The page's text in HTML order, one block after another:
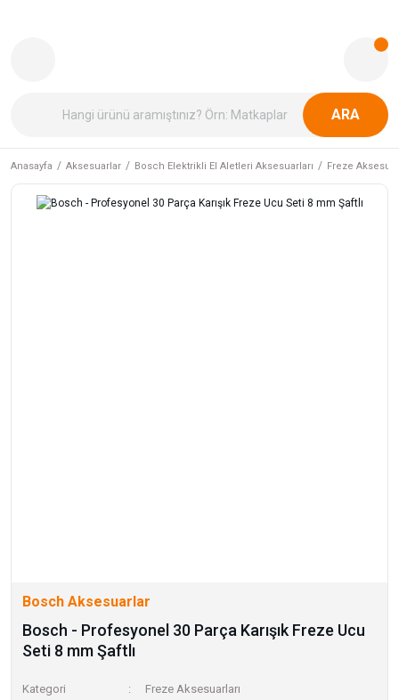
ARA
Anasayfa Aksesuarlar Bosch Elektrikli El Aletleri Aksesuarları Freze
Bosch Aksesuarlar
Bosch - Profesyonel 30 Parça Karışık Freze Ucu
Seti 8 mm Şaftlı
Kategori
Freze Aksesuarları